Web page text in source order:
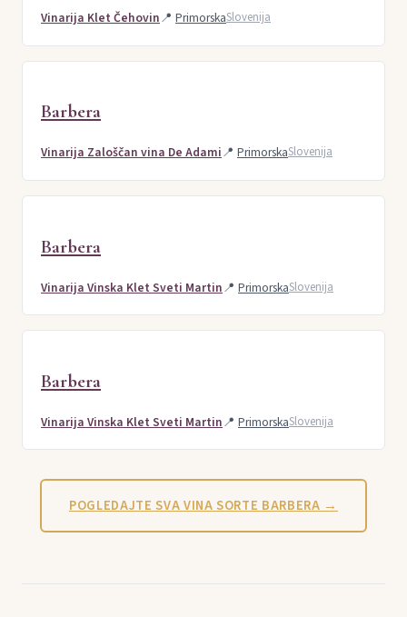
Vinarija Klet Čehovin📍 PrimorskaSlovenija
Barbera
Vinarija Zaloščan vina De Adami📍 PrimorskaSlovenija
Barbera
Vinarija Vinska Klet Sveti Martin📍 PrimorskaSlovenija
Barbera
Vinarija Vinska Klet Sveti Martin📍 PrimorskaSlovenija
POGLEDAJTE SVA VINA SORTE BARBERA →